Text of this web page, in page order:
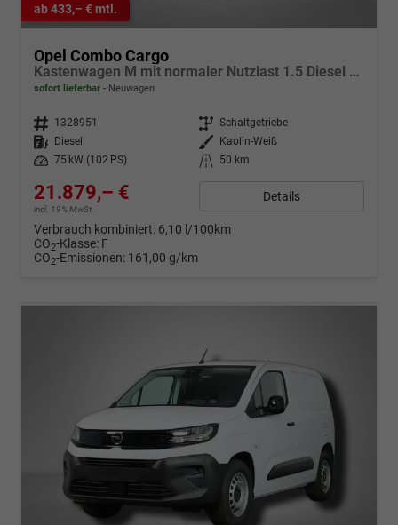
ab 433,– € mtl.
Opel Combo Cargo
Kastenwagen M mit normaler Nutzlast 1.5 Diesel 6-Gang
sofort lieferbar Neuwagen
Fahrzeugnr. 1328951 Getriebe Schaltgetriebe
Kraftstoff
Diesel Außenfarbe
Kaolin-Weiß
Leistung
75 kW (102 PS) Kilometerstand 50 km
21.879,– €
incl. 19% MwSt.
Details
Verbrauch kombiniert: 6,10 l/100km
CO2-Klasse: F
CO2-Emissionen: 161,00 g/km